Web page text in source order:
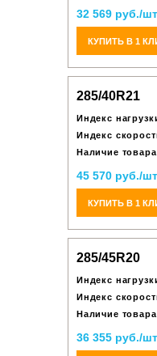
32 569 руб./
КУПИТЬ В 1
285/40R21
Индекс
Индекс
Наличие
45 570 руб./
КУПИТЬ В 1
285/45R20
Индекс
Индекс
Наличие
36 355 руб./